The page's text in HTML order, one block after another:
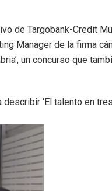
de Targobank-Credit
Manager de la firma
un concurso que
‘El talento en tres